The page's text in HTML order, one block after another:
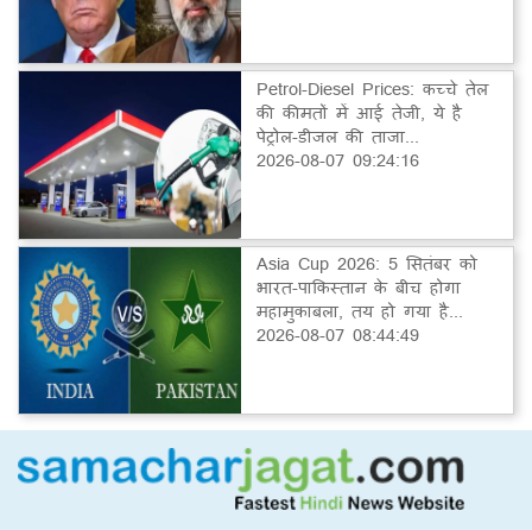
Petrol-Diesel Prices: कच्चे तेल
की कीमतों में आई तेजी, ये है
पेट्रोल-डीजल की ताजा...
2026-08-07 09:24:16
Asia Cup 2026: 5 सितंबर को
भारत-पाकिस्तान के बीच होगा
महामुकाबला, तय हो गया है...
2026-08-07 08:44:49